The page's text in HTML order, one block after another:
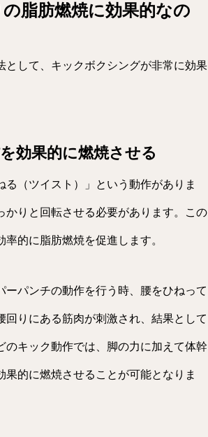
脂肪燃焼に効果的なの
して、キックボクシングが非常に効果
効果的に燃焼させる
（ツイスト）」という動作がありま
りと回転させる必要があります。この
的に脂肪燃焼を促進します。
パンチの動作を行う時、腰をひねって
回りにある筋肉が刺激され、結果として
のキック動作では、脚の力に加えて体幹
的に燃焼させることが可能となりま